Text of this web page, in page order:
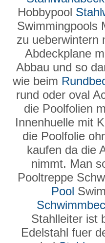
Hobbypool
Swimmingpools
zu ueberwintern
Abdeckplane
Abbau und so
wie beim
rund oder oval
die Poolfolien
Innenhuelle mit
die Poolfolie
kaufen da die
nimmt. Man
Pooltreppe
Pool
Stahlleiter ist
Edelstahl fuer